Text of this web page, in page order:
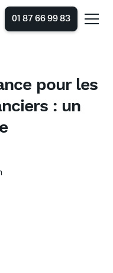
01 87 66 99 83
pour les
: un